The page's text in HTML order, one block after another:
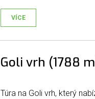
VÍCE
Goli vrh (1788
Túra na Goli vrh, který